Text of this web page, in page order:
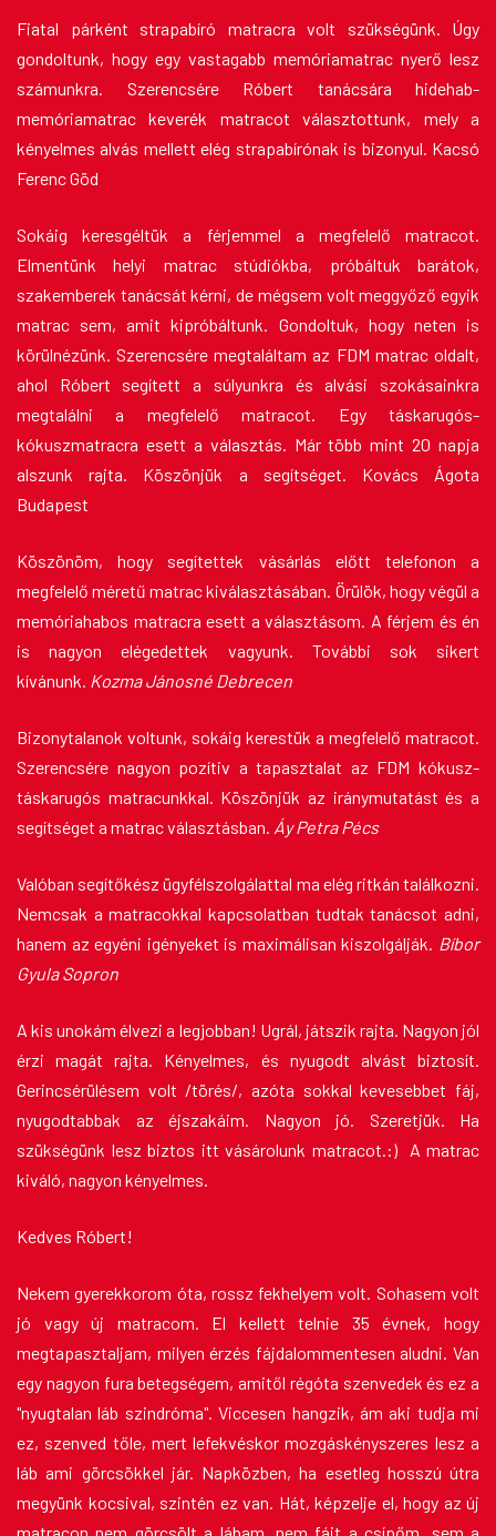
Fiatal párként strapabíró matracra volt szükségünk. Úgy
gondoltunk, hogy egy vastagabb memóriamatrac nyerő lesz
számunkra. Szerencsére Róbert tanácsára hidehab-
memóriamatrac keverék matracot választottunk, mely a
kényelmes alvás mellett elég strapabírónak is bizonyul. Kacsó
Ferenc Göd
Sokáig keresgéltük a férjemmel a megfelelő matracot.
Elmentünk helyi matrac stúdiókba, próbáltuk barátok,
szakemberek tanácsát kérni, de mégsem volt meggyőző egyik
matrac sem, amit kipróbáltunk. Gondoltuk, hogy neten is
körülnézünk. Szerencsére megtaláltam az FDM matrac oldalt,
ahol Róbert segített a súlyunkra és alvási szokásainkra
megtalálni a megfelelő matracot. Egy táskarugós-
kókuszmatracra esett a választás. Már több mint 20 napja
alszunk rajta. Köszönjük a segítséget. Kovács Ágota
Budapest
Köszönöm, hogy segítettek vásárlás előtt telefonon a
megfelelő méretű matrac kiválasztásában. Örülök, hogy végül a
memóriahabos matracra esett a választásom. A férjem és én
is nagyon elégedettek vagyunk. További sok sikert
kívánunk. Kozma Jánosné Debrecen
Bizonytalanok voltunk, sokáig kerestük a megfelelő matracot.
Szerencsére nagyon pozítiv a tapasztalat az FDM kókusz-
táskarugós matracunkkal. Köszönjük az iránymutatást és a
segítséget a matrac választásban. Áy Petra Pécs
Valóban segítőkész ügyfélszolgálattal ma elég ritkán találkozni.
Nemcsak a matracokkal kapcsolatban tudtak tanácsot adni,
hanem az egyéni igényeket is maximálisan kiszolgálják. Bíbor
Gyula Sopron
A kis unokám élvezi a legjobban! Ugrál, játszik rajta. Nagyon jól
érzi magát rajta. Kényelmes, és nyugodt alvást biztosít.
Gerincsérülésem volt /törés/, azóta sokkal kevesebbet fáj,
nyugodtabbak az éjszakáim. Nagyon jó. Szeretjük. Ha
szükségünk lesz biztos itt vásárolunk matracot.:) A matrac
kiváló, nagyon kényelmes.
Kedves Róbert!
Nekem gyerekkorom óta, rossz fekhelyem volt. Sohasem volt
jó vagy új matracom. El kellett telnie 35 évnek, hogy
megtapasztaljam, milyen érzés fájdalommentesen aludni. Van
egy nagyon fura betegségem, amitől régóta szenvedek és ez a
"nyugtalan láb szindróma". Viccesen hangzik, ám aki tudja mi
ez, szenved tőle, mert lefekvéskor mozgáskényszeres lesz a
láb ami görcsökkel jár. Napközben, ha esetleg hosszú útra
megyünk kocsival, szintén ez van. Hát, képzelje el, hogy az új